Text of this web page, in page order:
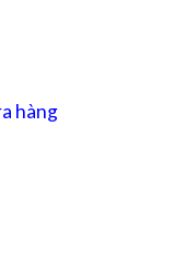
hàng